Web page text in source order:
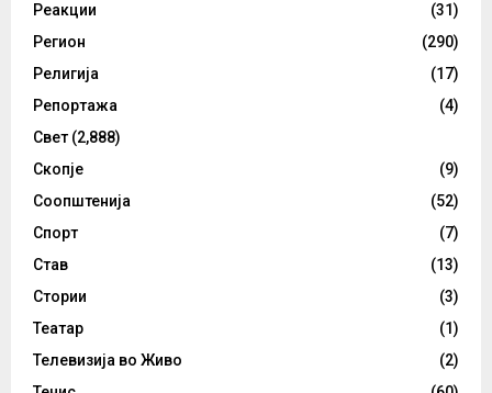
Реакции
(31)
Регион
(290)
Религија
(17)
Репортажа
(4)
Свет (2,888)
Скопје
(9)
Соопштенија
(52)
Спорт
(7)
Став
(13)
Стории
(3)
Театар
(1)
Телевизија во Живо
(2)